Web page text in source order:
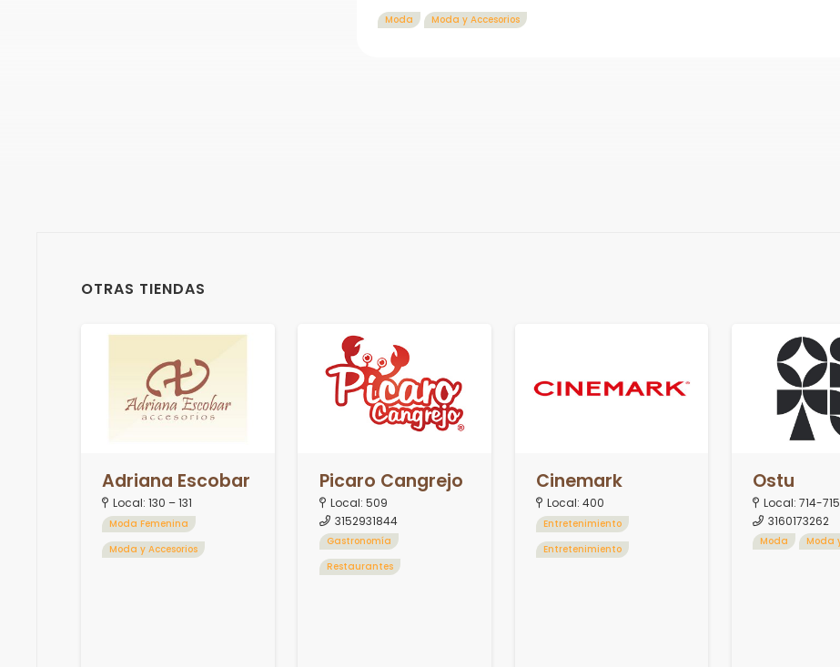
Moda Moda y Accesorios
OTRAS TIENDAS
Adriana Escobar
Local:130 – 131
Moda Femenina
Moda y Accesorios
Picaro Cangrejo
Local: 509
3152931844
Gastronomía
Restaurantes
Cinemark
Local: 400
Entretenimiento
Entretenimiento
Ostu
Local:714-
3160173262
Moda Moda